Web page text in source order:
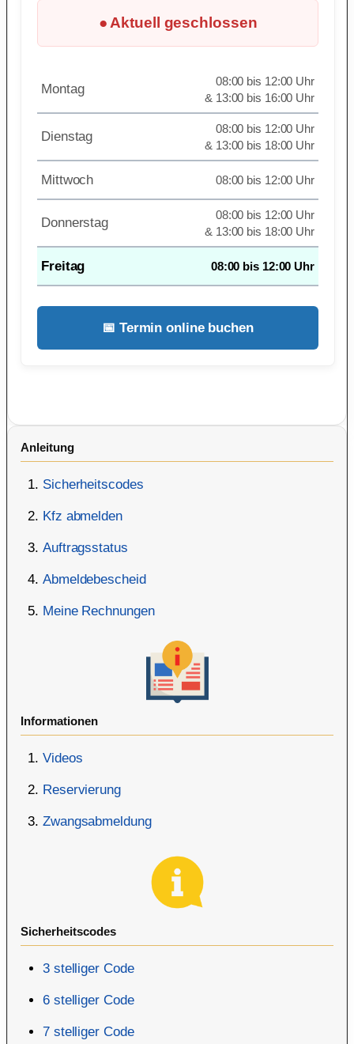
Anleitung
Sicherheitscodes
Kfz abmelden
Auftragsstatus
Abmeldebescheid
Meine Rechnungen
Informationen
Videos
Reservierung
Zwangsabmeldung
Sicherheitscodes
3 stelliger Code
6 stelliger Code
7 stelliger Code
● Aktuell geschlossen
Montag
08:00 bis 12:00 Uhr
& 13:00 bis 16:00 Uhr
Dienstag
08:00 bis 12:00 Uhr
& 13:00 bis 18:00 Uhr
Mittwoch 08:00 bis 12:00 Uhr
Donnerstag
08:00 bis 12:00 Uhr
& 13:00 bis 18:00 Uhr
Freitag 08:00 bis 12:00 Uhr
📅 Termin online buchen